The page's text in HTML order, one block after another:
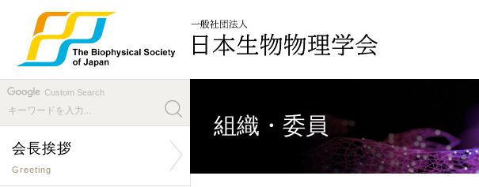
Custom Search
会長挨拶
Greeting
組織・委員